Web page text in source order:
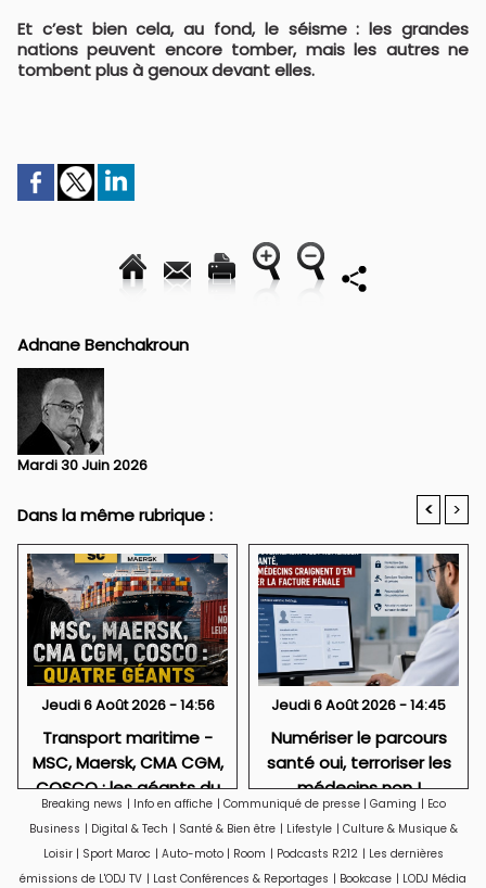
Et c’est bien cela, au fond, le séisme : les grandes
nations peuvent encore tomber, mais les autres ne
tombent plus à genoux devant elles.
Adnane Benchakroun
Mardi 30 Juin 2026
Dans la même rubrique : < >
Jeudi 6 Août 2026 - 14:56
Transport maritime -
MSC, Maersk, CMA CGM,
COSCO : les géants du
conteneur sont-ils
devenus trop puissants
?
Jeudi 6 Août 2026 - 14:45
Numériser le parcours
santé oui, terroriser les
médecins non !
Breaking news | Info en affiche | Communiqué de presse | Gaming | Eco
Business | Digital & Tech | Santé & Bien être | Lifestyle | Culture & Musique &
Loisir | Sport Maroc | Auto-moto | Room | Podcasts R212 | Les dernières
émissions de L'ODJ TV | Last Conférences & Reportages | Bookcase | LODJ Média